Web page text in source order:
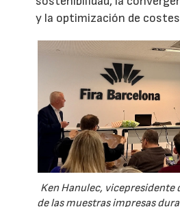
y la optimización de
Ken Hanulec, vicepresidente
de las muestras impresas